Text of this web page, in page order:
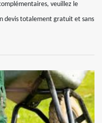
veuillez le
devis totalement gratuit et sans